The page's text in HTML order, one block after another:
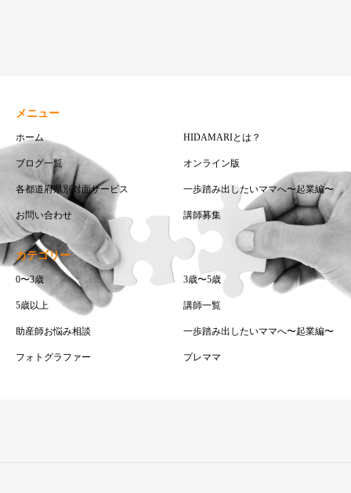
メニュー
ホーム HIDAMARIとは？
ブログ一覧 オンライン版
各都道府県別対面サービス 一歩踏み出したいママへ〜起業編〜
お問い合わせ 講師募集
カテゴリー
0〜3歳 3歳〜5歳
5歳以上 講師一覧
助産師お悩み相談 一歩踏み出したいママへ〜起業編〜
フォトグラファー プレママ